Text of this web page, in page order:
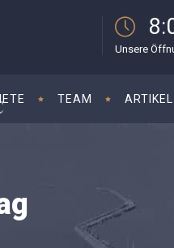
Unsere
TEAM ARTIKEL